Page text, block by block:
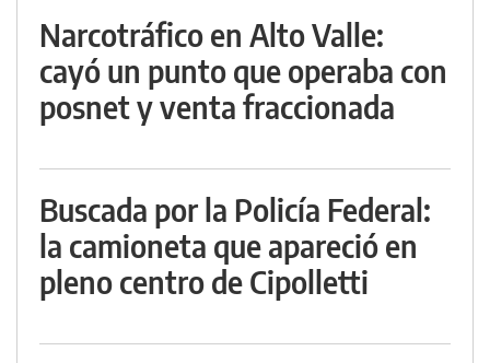
Narcotráfico en Alto Valle:
cayó un punto que operaba con
posnet y venta fraccionada
Buscada por la Policía Federal:
la camioneta que apareció en
pleno centro de Cipolletti